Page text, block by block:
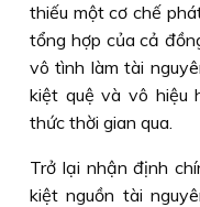
thiếu một cơ chế
tổng hợp của cả
vô tình làm tài
kiệt quệ và vô hiệu
thức thời gian qua.
Trở lại nhận định
kiệt nguồn tài